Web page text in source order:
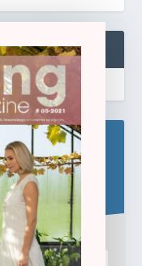
newsletter.